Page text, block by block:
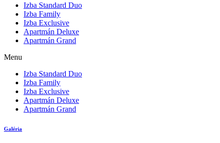
Izba Standard Duo
Izba Family
Izba Exclusive
Apartmán Deluxe
Apartmán Grand
Menu
Izba Standard Duo
Izba Family
Izba Exclusive
Apartmán Deluxe
Apartmán Grand
Galéria